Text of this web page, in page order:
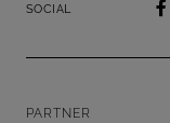
SOCIAL
PARTNER